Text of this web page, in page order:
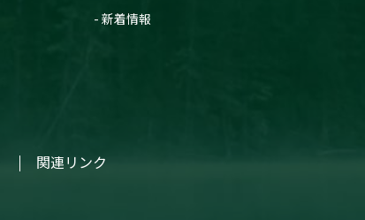
新着情報
関連リンク